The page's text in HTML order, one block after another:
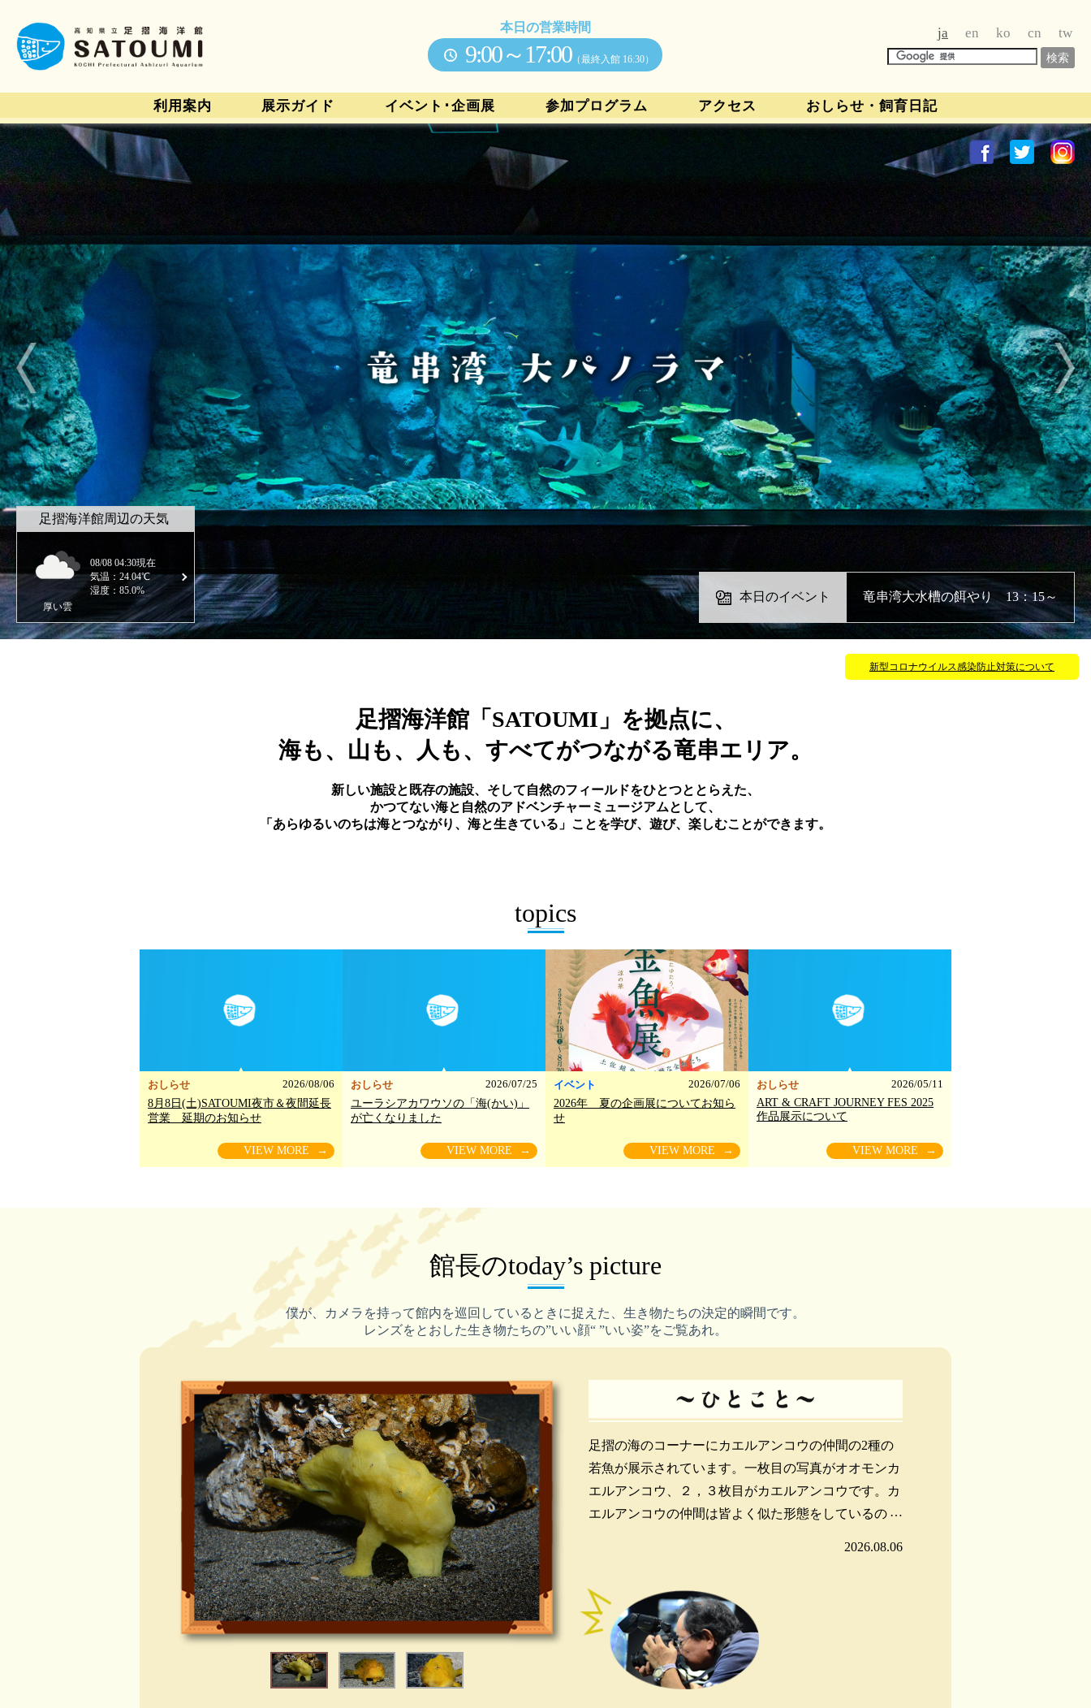
本日の営業時間
9:00～17:00（最終入館 16:30）
ja en ko cn tw
利用案内 展示ガイド イベント･企画展 参加プログラム アクセス おしらせ・飼育日記
新型コロナウイルス感染防止対策について
足摺海洋館周辺の天気
厚い雲
08/08 04:30現在
気温：24.04℃
湿度：85.0%
本日のイベント 竜串湾大水槽の餌やり 13：15～
足摺海洋館「SATOUMI」を拠点に、
海も、山も、人も、 すべてがつながる竜串エリア。
新しい施設と既存の施設、そして自然のフィールドをひとつととらえた、
かつてない海と自然のアドベンチャーミュージアムとして、
「あらゆるいのちは海とつながり、海と生きている」ことを学び、遊び、楽しむことができます。
topics
▲
おしらせ
2026/08/06
8月8日(土)SATOUMI夜市＆夜間延長
営業 延期のお知らせ
VIEW MORE →
▲
おしらせ
2026/07/25
ユーラシアカワウソの「海(かい)」
が亡くなりました
VIEW MORE →
▲
イベント
2026/07/06
2026年 夏の企画展についてお知ら
せ
VIEW MORE →
▲
おしらせ
2026/05/11
ART & CRAFT JOURNEY FES 2025
作品展示について
VIEW MORE →
館長のtoday’s picture
僕が、カメラを持って館内を巡回しているときに捉えた、 生き物たちの決定的瞬間です。
レンズをとおした生き物たちの”いい顔“ ”いい姿”をご覧あれ。
足摺の海のコーナーにカエルアンコウの仲間の2種の
若魚が展示されています。一枚目の写真がオオモンカ
エルアンコウ、２，３枚目がカエルアンコウです。カ
エルアンコウの仲間は皆よく似た形態をしているので
ウは細長くて先端は小さい房状ですが、カエルアンコ
ウは３枚目の写真のように大きく数本に分かれゴカイ
などをまねているようです。是非水槽でじっくりとそ
の違いを観察してみてください。
…
2026.08.06